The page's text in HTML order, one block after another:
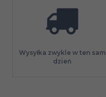
Wysyłka zwykle w ten sam
dzień